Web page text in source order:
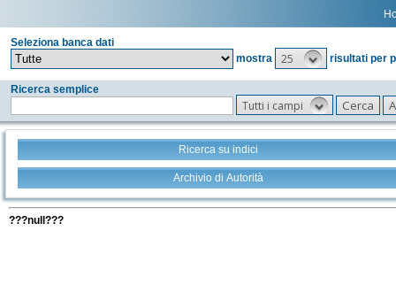
Seleziona banca dati
mostra
25 risultati per
Ricerca semplice
Tutti i campi
Ricerca su indici
Archivio di Autorità
???null???